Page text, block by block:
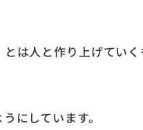
は人と作り上げていく
にしています。